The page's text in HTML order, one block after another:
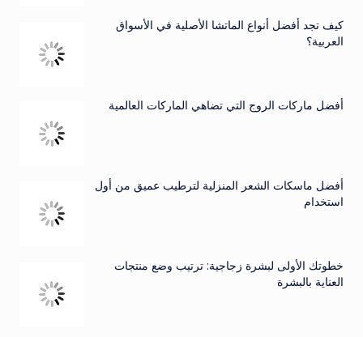
كيف تجد أفضل أنواع الماتشا الأصلية في الأسواق
العربية؟
أفضل ماركات الروج التي تضاهي الماركات العالمية
أفضل ماسكات الشعر المنزلية لترطيب عميق من أول
استخدام
خطوتك الأولى لبشرة زجاجية: ترتيب وضع منتجات
العناية بالبشرة